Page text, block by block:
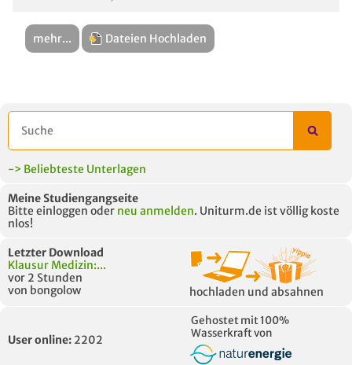
mehr... Dateien Hochladen
-> Beliebteste Unterlagen
Meine Studiengangseite
Bitte einloggen oder neu anmelden. Uniturm.de ist völlig koste
nlos!
Letzter Download
Klausur Medizin:...
vor 2 Stunden
von bongolow
hochladen und absahnen
User online: 2202
Gehostet mit 100%
Wasserkraft von